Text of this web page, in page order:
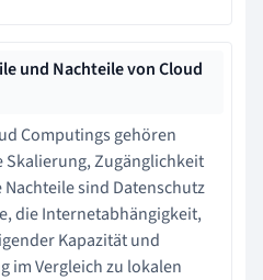
und Nachteile von Cloud
Computings gehören
Skalierung, Zugänglichkeit
sind Datenschutz
die Internetabhängigkeit,
Kapazität und
im Vergleich zu lokalen